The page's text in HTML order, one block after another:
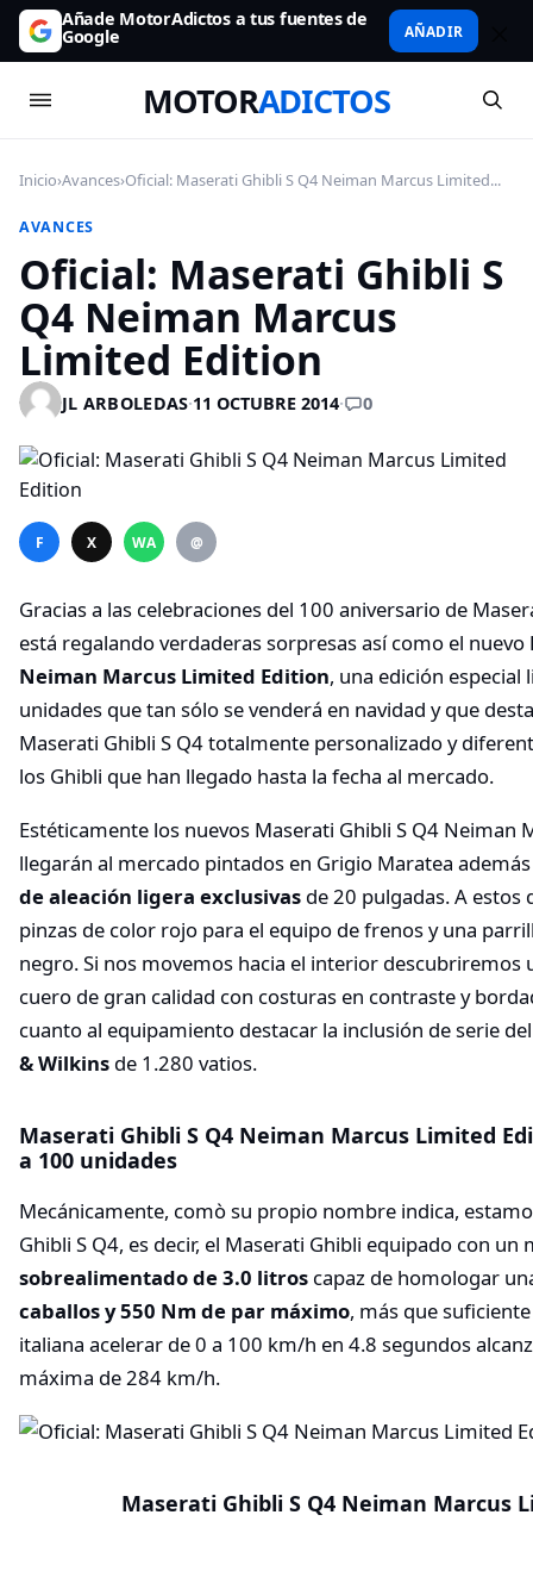
Añade MotorAdictos a tus fuentes de
Google AÑADIR
MOTORADICTOS
Inicio›Avances›Oficial: Maserati Ghibli S Q4 Neiman Marcus Limited...
AVANCES
Oficial: Maserati Ghibli S
Q4 Neiman Marcus
Limited Edition
JL ARBOLEDAS·11 OCTUBRE 2014· 0
F X WA @
Gracias a las celebraciones del 100 aniversario de
está regalando verdaderas sorpresas así como el nuevo
Neiman Marcus Limited Edition, una edición
unidades que tan sólo se venderá en navidad y que
Maserati Ghibli S Q4 totalmente personalizado y
los Ghibli que han llegado hasta la fecha al mercado.
Estéticamente los nuevos Maserati Ghibli S Q4 Neiman
llegarán al mercado pintados en Grigio Maratea
de aleación ligera exclusivas de 20 pulgadas. A
pinzas de color rojo para el equipo de frenos y una
negro. Si nos movemos hacia el interior descubriremos
cuero de gran calidad con costuras en contraste y
cuanto al equipamiento destacar la inclusión de serie
& Wilkins de 1.280 vatios.
Maserati Ghibli S Q4 Neiman Marcus Limited
a 100 unidades
Mecánicamente, comò su propio nombre indica,
Ghibli S Q4, es decir, el Maserati Ghibli equipado con
sobrealimentado de 3.0 litros capaz de homologar
caballos y 550 Nm de par máximo, más que
italiana acelerar de 0 a 100 km/h en 4.8 segundos
máxima de 284 km/h.
Maserati Ghibli S Q4 Neiman Marcus